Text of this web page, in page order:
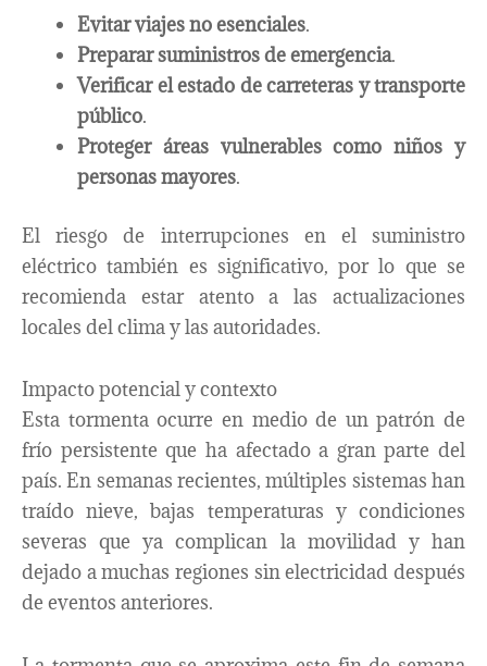
Evitar viajes no esenciales.
Preparar suministros de emergencia.
Verificar el estado de carreteras y transporte
público.
Proteger áreas vulnerables como niños y
personas mayores.
El riesgo de interrupciones en el suministro
eléctrico también es significativo, por lo que se
recomienda estar atento a las actualizaciones
locales del clima y las autoridades.
Impacto potencial y contexto
Esta tormenta ocurre en medio de un patrón de
frío persistente que ha afectado a gran parte del
país. En semanas recientes, múltiples sistemas han
traído nieve, bajas temperaturas y condiciones
severas que ya complican la movilidad y han
dejado a muchas regiones sin electricidad después
de eventos anteriores.